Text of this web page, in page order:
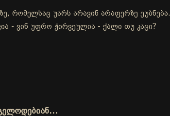
რომელსაც უარს არავინ არაფერზე ეუბნება.
- ვინ უფრო ჭირვეულია - ქალი თუ კაცი?